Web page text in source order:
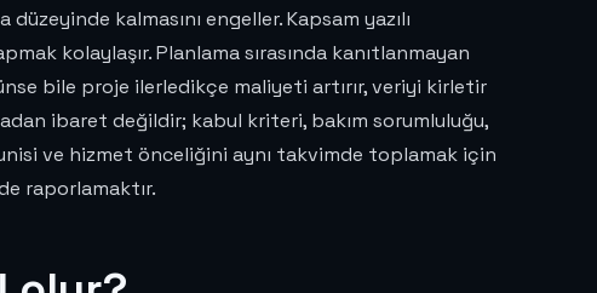
kalmasını engeller. Kapsam yazılı
kolaylaşır. Planlama sırasında kanıtlanmayan
bile proje ilerledikçe maliyeti artırır, veriyi kirletir
ibaret değildir; kabul kriteri, bakım sorumluluğu,
ve hizmet önceliğini aynı takvimde toplamak için
raporlamaktır.